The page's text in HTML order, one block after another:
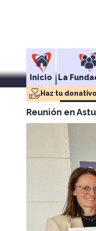
Inicio La
Haz tu donativo
Reunión en